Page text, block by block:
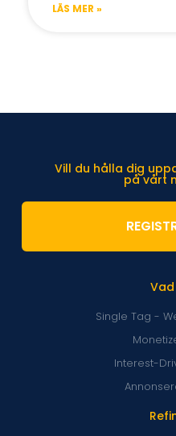
LÄS MER »
Single Tag -
Interest-
Vill du hålla dig
på vårt